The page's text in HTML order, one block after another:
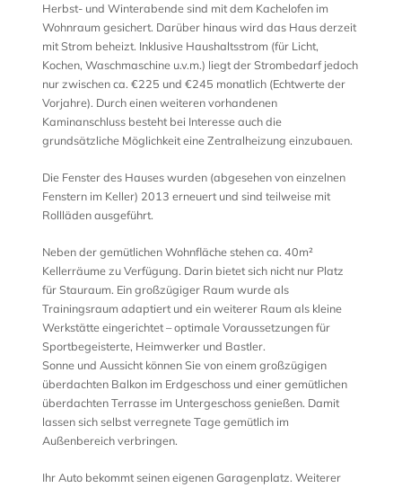
Herbst- und Winterabende sind mit dem Kachelofen im
Wohnraum gesichert. Darüber hinaus wird das Haus derzeit
mit Strom beheizt. Inklusive Haushaltsstrom (für Licht,
Kochen, Waschmaschine u.v.m.) liegt der Strombedarf jedoch
nur zwischen ca. €225 und €245 monatlich (Echtwerte der
Vorjahre). Durch einen weiteren vorhandenen
Kaminanschluss besteht bei Interesse auch die
grundsätzliche Möglichkeit eine Zentralheizung einzubauen.
Die Fenster des Hauses wurden (abgesehen von einzelnen
Fenstern im Keller) 2013 erneuert und sind teilweise mit
Rollläden ausgeführt.
Neben der gemütlichen Wohnfläche stehen ca. 40m²
Kellerräume zu Verfügung. Darin bietet sich nicht nur Platz
für Stauraum. Ein großzügiger Raum wurde als
Trainingsraum adaptiert und ein weiterer Raum als kleine
Werkstätte eingerichtet – optimale Voraussetzungen für
Sportbegeisterte, Heimwerker und Bastler.
Sonne und Aussicht können Sie von einem großzügigen
überdachten Balkon im Erdgeschoss und einer gemütlichen
überdachten Terrasse im Untergeschoss genießen. Damit
lassen sich selbst verregnete Tage gemütlich im
Außenbereich verbringen.
Ihr Auto bekommt seinen eigenen Garagenplatz. Weiterer